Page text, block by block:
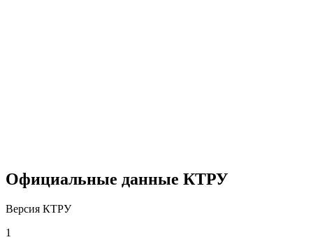
Официальные данные КТРУ
Версия КТРУ
1